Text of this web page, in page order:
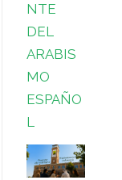
NTE
DEL
ARABIS
MO
ESPAÑO
L